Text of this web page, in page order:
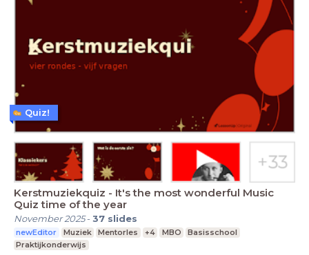
Kerstmuziekquiz - It's the most wonderful Music
Quiz time of the year
November 2025-37 slides
newEditor Muziek Mentorles +4 MBO
Basisschool
Praktijkonderwijs
Quiz!